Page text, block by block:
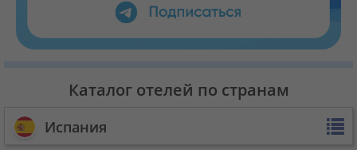
Каталог отелей по странам
Испания